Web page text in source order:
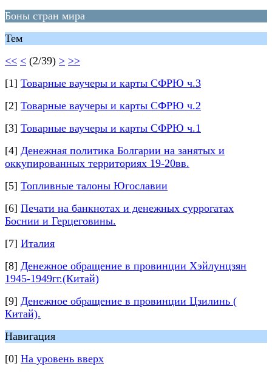
Боны стран мира
Тем
<< < (2/39) > >>
[1] Товарные ваучеры и карты СФРЮ ч.3
[2] Товарные ваучеры и карты СФРЮ ч.2
[3] Товарные ваучеры и карты СФРЮ ч.1
[4] Денежная политика Болгарии на занятых и
оккупированных территориях 19-20вв.
[5] Топливные талоны Югославии
[6] Печати на банкнотах и денежных суррогатах
Боснии и Герцеговины.
[7] Италия
[8] Денежное обращение в провинции Хэйлунцзян
1945-1949гг.(Китай)
[9] Денежное обращение в провинции Цзилинь (
Китай).
Навигация
[0] На уровень вверх